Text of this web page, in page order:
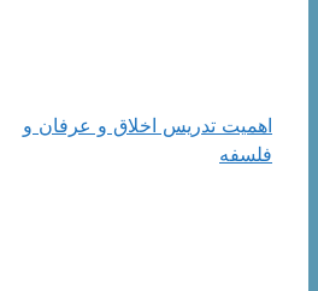
اهمیت تدريس‌ اخلاق‌ و عرفان‌ و
فلسفه‌